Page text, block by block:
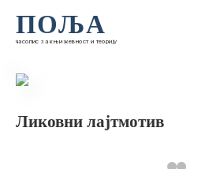
ПОЉА
часопис за књижевност и теорију
Ликовни лајтмотив